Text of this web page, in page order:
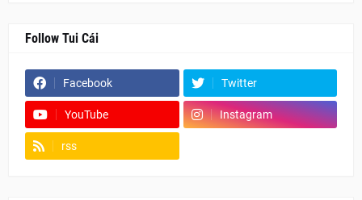
Follow Tui Cái
Facebook Twitter
YouTube Instagram
rss